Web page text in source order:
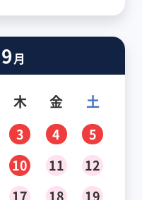
9月
木 金 土
3 4
5
10 11
12